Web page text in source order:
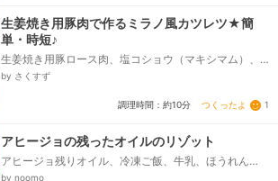
生姜焼き用豚肉で作るミラノ風カツレツ★簡
単・時短♪
生姜焼き用豚ロース肉、塩コショウ（マキシマム）、
小麦粉、卵、牛乳、パン粉、パルメザンチーズ、サラ
by さくすず
調理時間：約10分 つくったよ 1
アヒージョの残ったオイルのリゾット
アヒージョ残りオイル、冷凍ご飯、牛乳、ほうれん
草、とろけるチーズ、黒胡椒、（コンソメ）
by noomo